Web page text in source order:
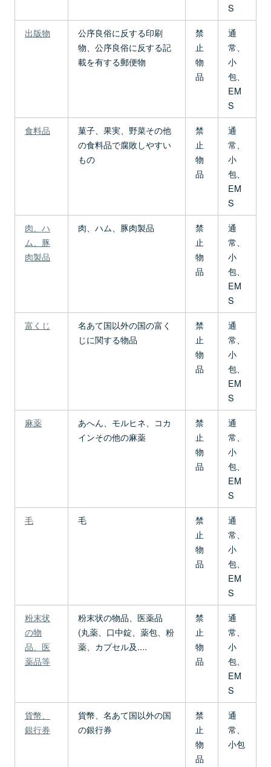
S
出版物
公序良俗に反する印刷
物、公序良俗に反する記
載を有する郵便物
禁
止
物
品
通
常、
小
包、
EM
S
食料品
菓子、果実、野菜その他
の食料品で腐敗しやすい
もの
禁
止
物
品
通
常、
小
包、
EM
S
肉、ハ
ム、豚
肉製品
肉、ハム、豚肉製品
禁
止
物
品
通
常、
小
包、
EM
S
富くじ
名あて国以外の国の富く
じに関する物品
禁
止
物
品
通
常、
小
包、
EM
S
麻薬
あへん、モルヒネ、コカ
インその他の麻薬
禁
止
物
品
通
常、
小
包、
EM
S
毛
毛
禁
止
物
品
通
常、
小
包、
EM
S
粉末状
の物
品、医
薬品等
粉末状の物品、医薬品
(丸薬、口中錠、薬包、粉
薬、カプセル及....
禁
止
物
品
通
常、
小
包、
EM
S
貨幣、
銀行券
貨幣、名あて国以外の国
の銀行券
禁
止
物
品
通
常、
小包